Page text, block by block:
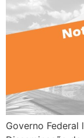
Governo Federal